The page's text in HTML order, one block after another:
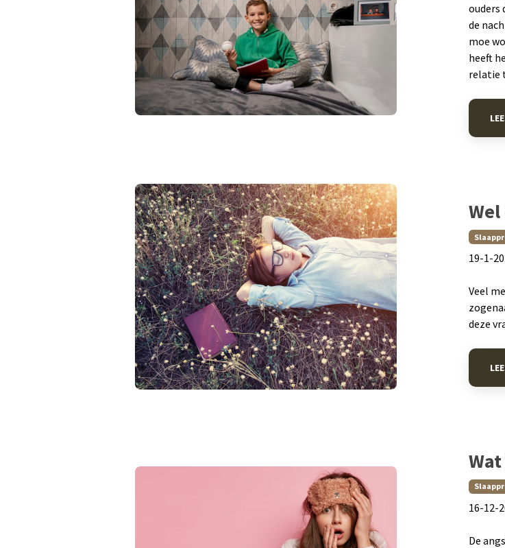
ouders
de
moe
heeft
relatie
​19-1-
Veel
deze
​16-12-
De